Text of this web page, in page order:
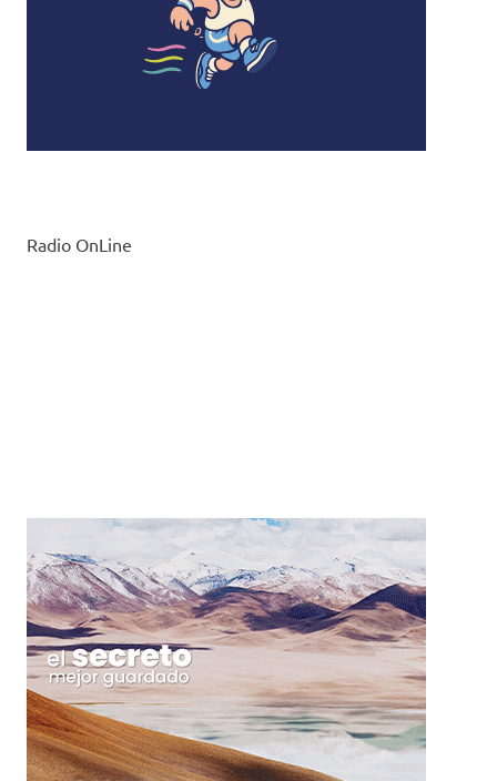
Radio OnLine